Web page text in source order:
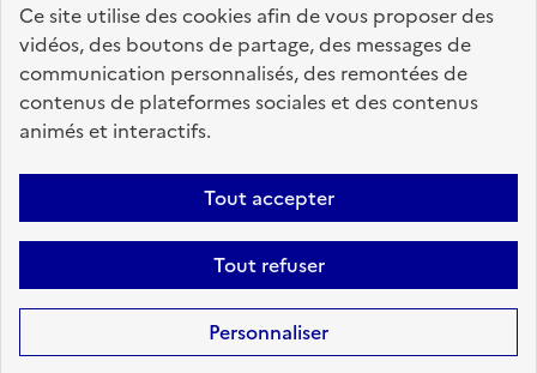
Ce site utilise des cookies afin de vous proposer des
vidéos, des boutons de partage, des messages de
communication personnalisés, des remontées de
contenus de plateformes sociales et des contenus
animés et interactifs.
Tout accepter
Tout refuser
Personnaliser
info.gouv.fr
service-public.gouv.fr
legifrance.gouv.fr
Accessibilité : partiellement conforme
Données personnelles
Gestion des cookies
les contenus de ce site sont proposés souslicence etalab-2.0